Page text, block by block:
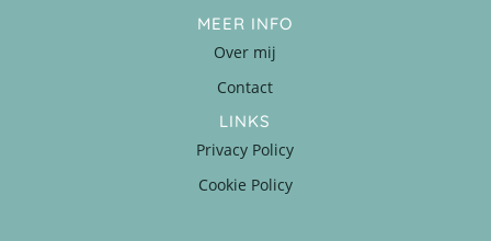
MEER INFO
Over mij
Contact
LINKS
Privacy Policy
Cookie Policy